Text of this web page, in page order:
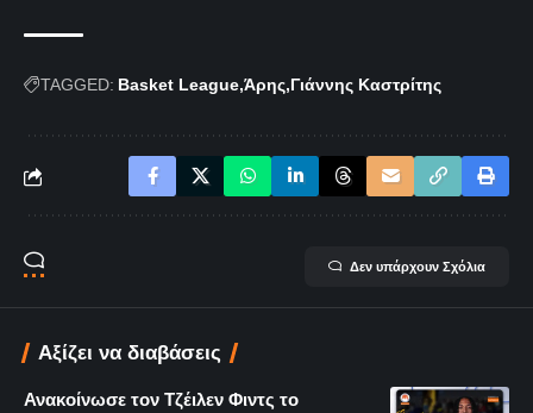
TAGGED: Basket League Άρης Γιάννης Καστρίτης
Δεν υπάρχουν Σχόλια
Αξίζει να διαβάσεις
Ανακοίνωσε τον Τζέιλεν Φιντς το